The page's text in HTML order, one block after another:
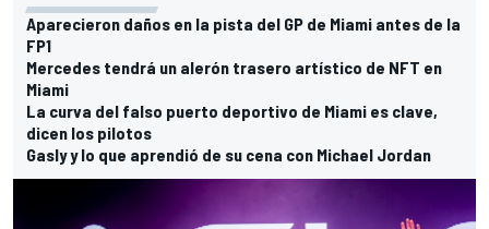
Aparecieron daños en la pista del GP de Miami antes de la
FP1
Mercedes tendrá un alerón trasero artístico de NFT en
Miami
La curva del falso puerto deportivo de Miami es clave,
dicen los pilotos
Gasly y lo que aprendió de su cena con Michael Jordan